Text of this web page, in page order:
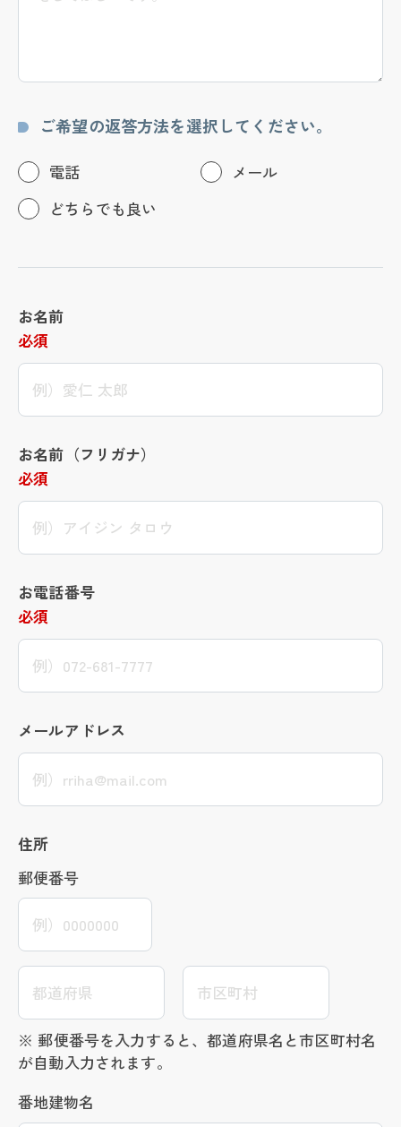
ご希望の返答方法を選択してください。
電話
メール
どちらでも良い
お名前
必須
お名前（フリガナ）
必須
お電話番号
必須
メールアドレス
住所
郵便番号
※ 郵便番号を入力すると、都道府県名と市区町村名
が自動入力されます。
番地建物名